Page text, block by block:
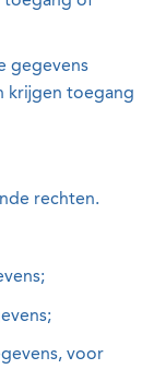
gegevens
krijgen toegang
rechten.
voor